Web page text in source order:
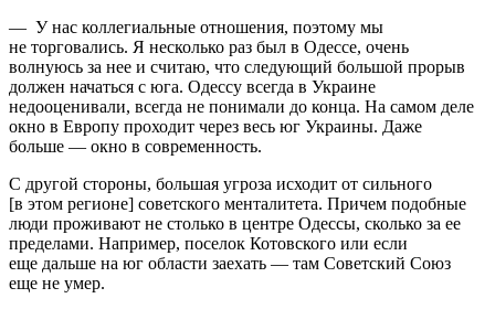
— У нас коллегиальные отношения, поэтому мы
не торговались. Я несколько раз был в Одессе, очень
волнуюсь за нее и считаю, что следующий большой прорыв
должен начаться с юга. Одессу всегда в Украине
недооценивали, всегда не понимали до конца. На самом деле
окно в Европу проходит через весь юг Украины. Даже
больше — окно в современность.
С другой стороны, большая угроза исходит от сильного
[в этом регионе] советского менталитета. Причем подобные
люди проживают не столько в центре Одессы, сколько за ее
пределами. Например, поселок Котовского или если
еще дальше на юг области заехать — там Советский Союз
еще не умер.